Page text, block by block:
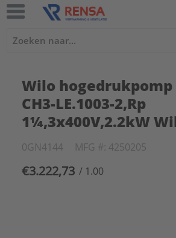
Wilo hogedrukpomp
CH3-LE.1003-2,Rp
1¼,3x400V,2.2kW
0GN4144 MFG #: 4250205
€3.222,73 / 1.00